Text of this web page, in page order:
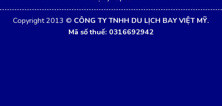
Copyright 2013 © CÔNG TY TNHH DU LỊCH BAY VIỆT MỸ.
Mã số thuế: 0316692942